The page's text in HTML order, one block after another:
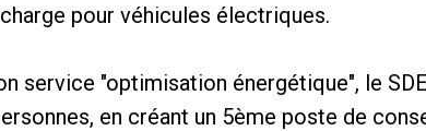
pour véhicules électriques.
service "optimisation énergétique", le
en créant un 5ème poste de